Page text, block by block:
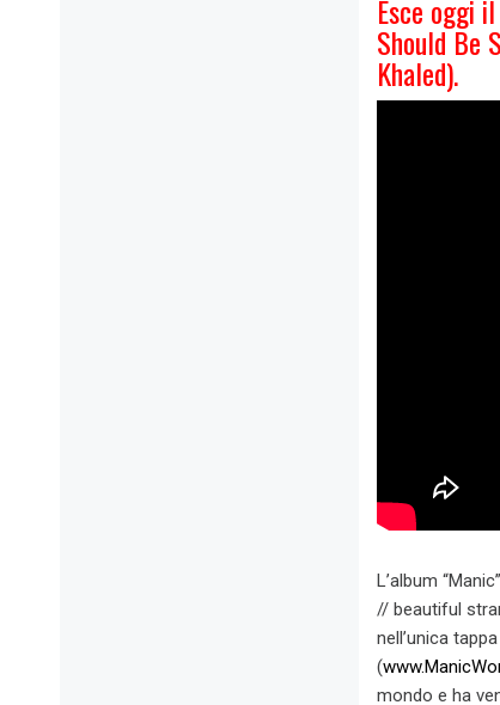
Esce oggi
Should Be
Khaled).
L’album
// beautiful
nell’unica
(
mondo e ha